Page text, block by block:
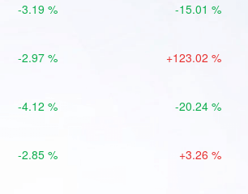
-3.19 % -15.01 %
-2.97 % +123.02 %
-4.12 % -20.24 %
-2.85 % +3.26 %